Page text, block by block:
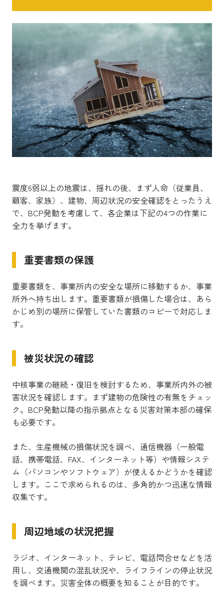
震度6弱以上の地震は、揺れの後、まず人命（従業員、
顧客、家族）、建物、周辺状況の安全確認をとったうえ
で、BCP発動を考慮して、各企業は下記の4つの作業に
全力を挙げます。
重要書類の保護
重要書類を、事業所内の安全な場所に移動するか、事業
所外へ持ち出します。重要書類が損傷した場合は、あら
かじめ別の場所に保管していた書類のコピーで対応しま
す。
被災状況の確認
中核事業の継続・復旧を検討するため、事業所内外の被
害状況を確認します。まず建物の危険性の有無をチェッ
ク。BCP発動以降の指示拠点となる災害対策本部の確保
も必要です。
また、生産機械の損傷状況を調べ、通信機器（一般電
話、携帯電話、FAX、インターネット等）や情報システ
ム（パソコンやソフトウェア）が使えるかどうかを確認
します。ここで求められるのは、多角的かつ迅速な情報
収集です。
周辺地域の状況把握
ラジオ、インターネット、テレビ、電話問合せなどを活
用し、交通機関の混乱状況や、ライフラインの停止状況
を調べます。災害全体の概要を知ることが目的です。